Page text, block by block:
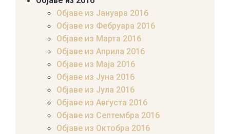
Објаве из Јануара 2016
Објаве из Фебруара 2016
Објаве из Марта 2016
Објаве из Априла 2016
Објаве из Маја 2016
Објаве из Јуна 2016
Објаве из Јула 2016
Објаве из Августа 2016
Објаве из Септембра 2016
Објаве из Октобра 2016